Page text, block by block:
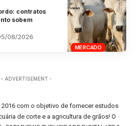
MERCADO
contratos
sobem
08/2026
- ADVERTISEMENT -
2016 com o objetivo de fornecer estudos
de corte e a agricultura de grãos! O